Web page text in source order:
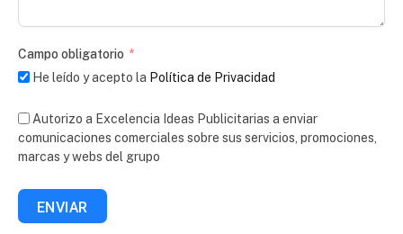
Campo obligatorio
He leído y acepto la Política de Privacidad
Autorizo a Excelencia Ideas Publicitarias a enviar
comunicaciones comerciales sobre sus servicios, promociones,
marcas y webs del grupo
ENVIAR